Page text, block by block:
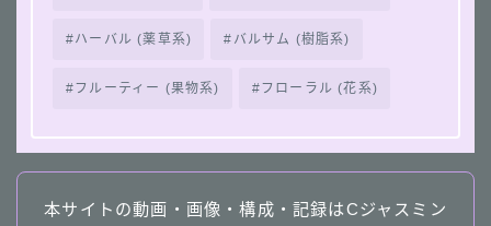
ハーバル (薬草系) バルサム (樹脂系)
フルーティー (果物系) フローラル (花系)
本サイトの動画・画像・構成・記録はCジャスミン